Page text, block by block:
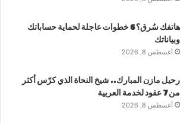
هاتفك سُرق؟ 6 خطوات عاجلة لحماية حساباتك
وبياناتك
أغسطس 8, 2026
رحيل مازن المبارك.. شيخ النحاة الذي كرّس أكثر
من 7 عقود لخدمة العربية
أغسطس 8, 2026